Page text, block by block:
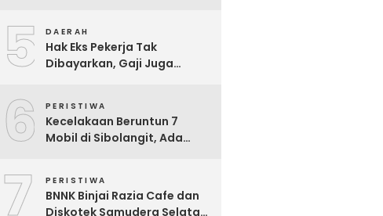
5 DAERAH
Hak Eks Pekerja Tak
Dibayarkan, Gaji Juga
6 PERISTIWA
Kecelakaan Beruntun 7
Mobil di Sibolangit, Ada
7 PERISTIWA
BNNK Binjai Razia Cafe dan
Diskotek Samudera Selatan,